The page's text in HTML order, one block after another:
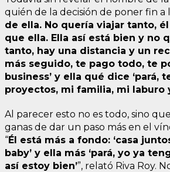
quién de la decisión de poner fin a
de ella. No quería viajar tanto,
que ella. Ella así está bien y no
tanto, hay una distancia y un
más seguido, te pago todo, te
business’ y ella qué dice ‘pará,
proyectos, mi familia, mi laburo
Al parecer esto no es todo, sino
ganas de dar un paso más en el
“Él está más a fondo: ‘casa
baby’ y ella más ‘pará, yo ya
así estoy bien’”, relató Riva Roy.